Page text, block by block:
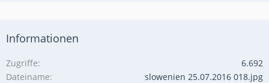
Informationen
Zugriffe
6.692
Dateiname
slowenien 25.07.2016 018.jpg